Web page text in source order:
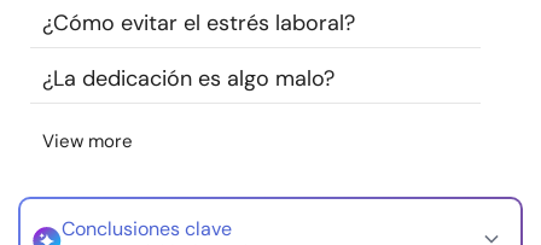
Idioma ES
Sobre nosotros
© Copyright 2026. Todos los derechos reservados.
¿Cómo evitar el estrés laboral?
¿La dedicación es algo malo?
View more
Conclusiones clave